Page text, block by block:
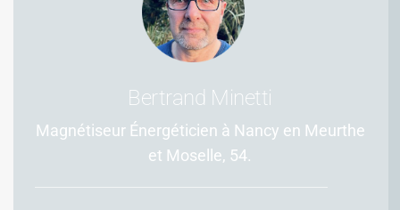
Bertrand Minetti
Magnétiseur Énergéticien à Nancy en Meurthe
et Moselle, 54.